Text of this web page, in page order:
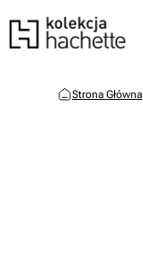
Strona Główna